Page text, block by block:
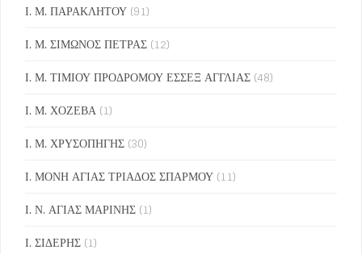
Ι. Μ. ΠΑΡΑΚΛΗΤΟΥ (91)
Ι. Μ. ΣΙΜΩΝΟΣ ΠΕΤΡΑΣ (12)
Ι. Μ. ΤΙΜΙΟΥ ΠΡΟΔΡΟΜΟΥ ΕΣΣΕΞ ΑΓΓΛΙΑΣ (48)
Ι. Μ. ΧΟΖΕΒΑ (1)
Ι. Μ. ΧΡΥΣΟΠΗΓΗΣ (30)
Ι. ΜΟΝΗ ΑΓΙΑΣ ΤΡΙΑΔΟΣ ΣΠΑΡΜΟΥ (11)
Ι. Ν. ΑΓΙΑΣ ΜΑΡΙΝΗΣ (1)
Ι. ΣΙΔΕΡΗΣ (1)